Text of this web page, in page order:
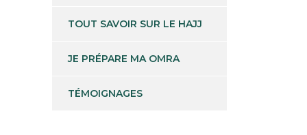
TOUT SAVOIR SUR LE HAJJ
JE PRÉPARE MA OMRA
TÉMOIGNAGES